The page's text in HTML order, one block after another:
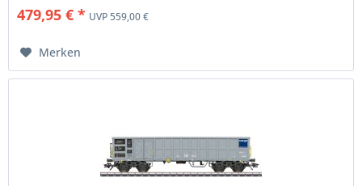
479,95 € * UVP 559,00 €
Merken